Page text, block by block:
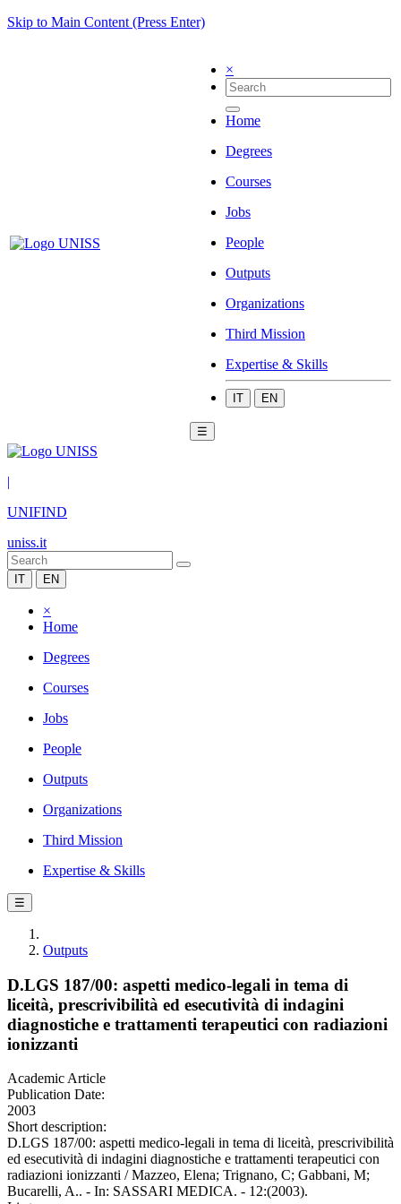
Skip to Main Content (Press Enter)
×
Home
Degrees
Courses
Jobs
People
Outputs
Organizations
Third Mission
Expertise & Skills
IT EN
☰
|
UNIFIND
uniss.it
IT EN
×
Home
Degrees
Courses
Jobs
People
Outputs
Organizations
Third Mission
Expertise & Skills
☰
Outputs
D.LGS 187/00: aspetti medico-legali in tema di
liceità, prescrivibilità ed esecutività di indagini
diagnostiche e trattamenti terapeutici con radiazioni
ionizzanti
Academic Article
Publication Date:
2003
Short description:
D.LGS 187/00: aspetti medico-legali in tema di liceità, prescrivibilità
ed esecutività di indagini diagnostiche e trattamenti terapeutici con
radiazioni ionizzanti / Mazzeo, Elena; Trignano, C; Gabbani, M;
Bucarelli, A.. - In: SASSARI MEDICA. - 12:(2003).